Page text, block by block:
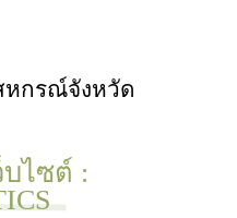
หกรณ์จังหวัด
ไซต์ :